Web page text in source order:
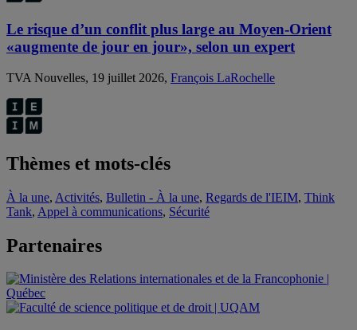
Le risque d’un conflit plus large au Moyen-Orient
«augmente de jour en jour», selon un expert
TVA Nouvelles, 19 juillet 2026, François LaRochelle
Thèmes et mots-clés
À la une, Activités, Bulletin - À la une, Regards de l'IEIM, Think
Tank, Appel à communications, Sécurité
Partenaires